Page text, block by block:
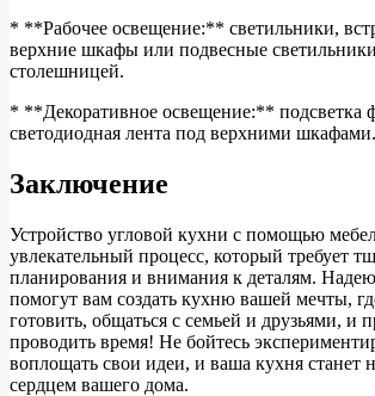
* **Рабочее освещение:** светильники,
верхние шкафы или подвесные
столешницей.
* **Декоративное освещение:** подсветка
светодиодная лента под верхними шкафами.
Заключение
Устройство угловой кухни с помощью
увлекательный процесс, который требует
планирования и внимания к деталям.
помогут вам создать кухню вашей мечты,
готовить, общаться с семьей и друзьями, и
проводить время! Не бойтесь
воплощать свои идеи, и ваша кухня станет
сердцем вашего дома.